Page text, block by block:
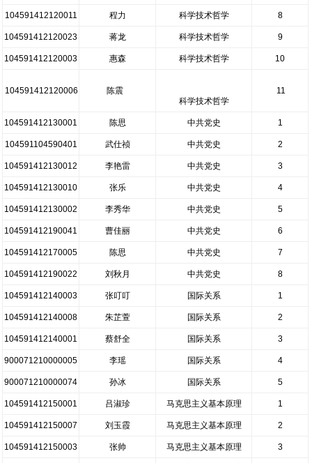
104591412120011 程力 科学技术哲学 8
104591412120023 蒋龙 科学技术哲学 9
104591412120003 惠森 科学技术哲学 10
104591412120006
陈震
科学技术哲学
11
104591412130001 陈思 中共党史 1
104591104590401 武仕祯 中共党史 2
104591412130012 李艳雷 中共党史 3
104591412130010 张乐 中共党史 4
104591412130002 李秀华 中共党史 5
104591412190041 曹佳丽 中共党史 6
104591412170005 陈思 中共党史 7
104591412190022 刘秋月 中共党史 8
104591412140003 张叮叮 国际关系 1
104591412140008 朱芷萱 国际关系 2
104591412140001 蔡舒全 国际关系 3
900071210000005 李瑶 国际关系 4
900071210000074 孙冰 国际关系 5
104591412150001 吕淑珍 马克思主义基本原理 1
104591412150007 刘玉霞 马克思主义基本原理 2
104591412150003 张帅 马克思主义基本原理 3